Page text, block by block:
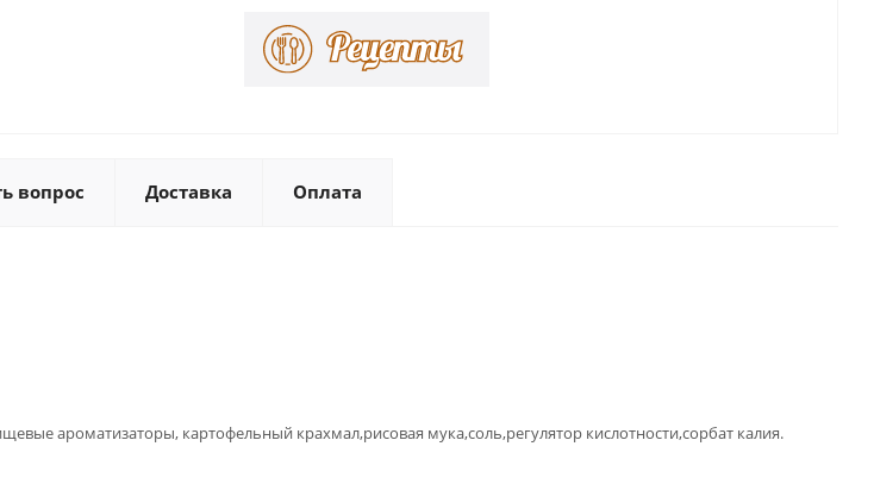
вопрос Доставка Оплата
ароматизаторы, картофельный крахмал,рисовая мука,соль,регулятор кислотности,сорбат калия.